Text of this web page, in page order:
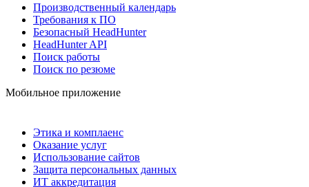
Производственный календарь
Требования к ПО
Безопасный HeadHunter
HeadHunter API
Поиск работы
Поиск по резюме
Мобильное приложение
Этика и комплаенс
Оказание услуг
Использование сайтов
Защита персональных данных
ИТ аккредитация